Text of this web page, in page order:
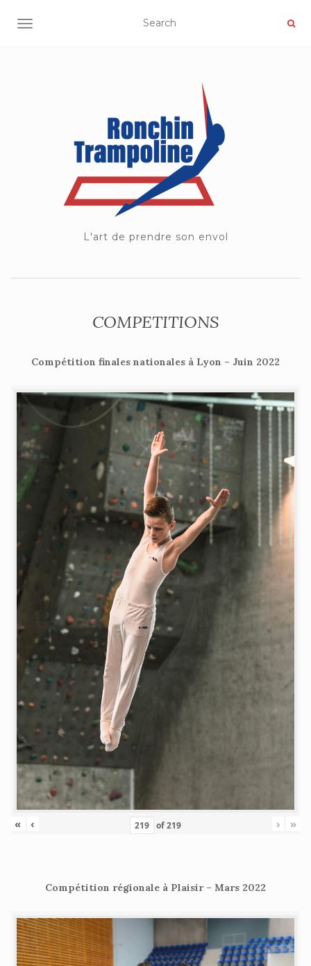
OUVRIR/FERMER LA NAVIGATION
L'art de prendre son envol
COMPETITIONS
Compétition finales nationales à Lyon – Juin 2022
« ‹ of219 › »
Compétition régionale à Plaisir – Mars 2022